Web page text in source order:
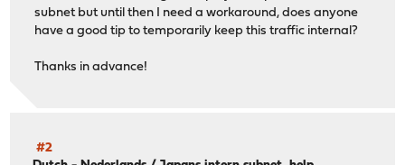
subnet but until then I need a workaround, does anyone
have a good tip to temporarily keep this traffic internal?
Thanks in advance!
#2